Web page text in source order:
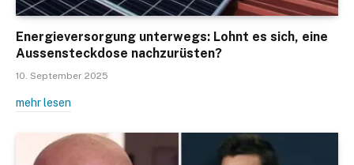
Energieversorgung unterwegs: Lohnt es sich, eine
Aussensteckdose nachzurüsten?
10. September 2025
mehr lesen